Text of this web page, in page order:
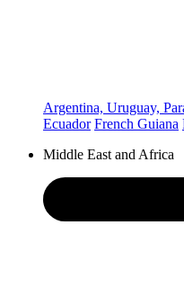
Argentina, Uruguay,
Ecuador French Guiana
Middle East and Africa